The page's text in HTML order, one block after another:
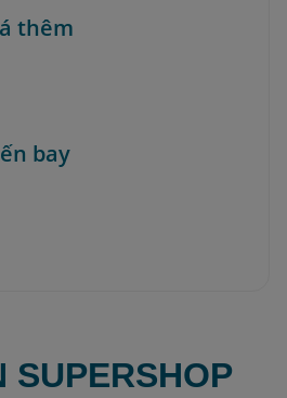
thêm
bay
SUPERSHOP